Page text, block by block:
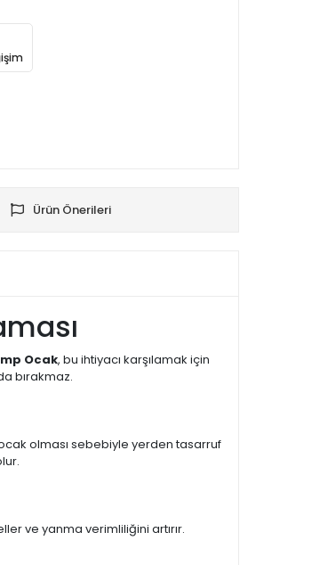
Ürün Önerileri
Ocak, bu ihtiyacı karşılamak için
bırakmaz.
ocak olması sebebiyle yerden tasarruf
ve yanma verimliliğini artırır.